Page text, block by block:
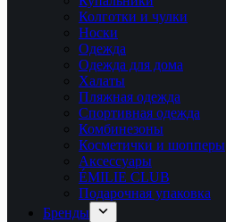
Колготки и чулки
Носки
Одежда
Одежда для дома
Халаты
Пляжная одежда
Спортивная одежда
Комбинезоны
Косметички и шопперы
Аксессуары
ÉMILIE CLUB
Подарочная упаковка
Бренды